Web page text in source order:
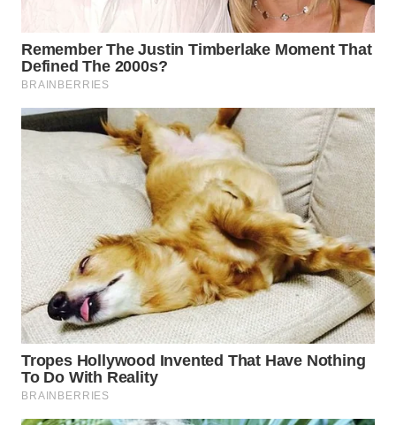
WN
DAIRI
WN
DANAU
WN
NIAS
WN
LANGKAT
WN
SELATAN
WN